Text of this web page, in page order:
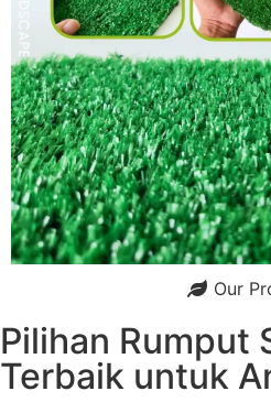
Our
Pilihan Rumput
Terbaik untuk